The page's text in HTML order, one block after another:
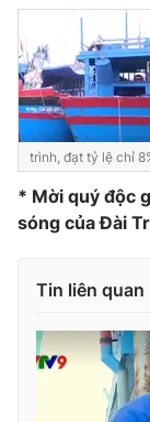
Nhân vật
Khán giả
Giải sao mai
Âm nhạc
Sao
Du lịch
Làm đẹp
Chất lượng
Giáo dục
Tuyển sinh
Học trực tuyến
Công nghệ
Hitech Công
Sản phẩm
Giao lưu trực
Chuyên mục khác
Emagazine
trình, đạt tỷ lệ chỉ
* Mời quý độc
sóng của Đài
Tin liên quan